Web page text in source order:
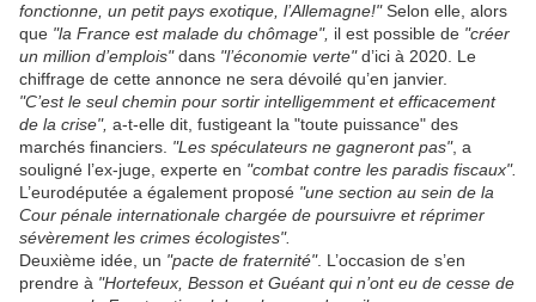
fonctionne, un petit pays exotique, l’Allemagne!"Selon elle, alors
que "la France est malade du chômage", il est possible de "créer
un million d’emplois"dans "l’économie verte"d’ici à 2020. Le
chiffrage de cette annonce ne sera dévoilé qu’en janvier.
"C’est le seul chemin pour sortir intelligemment et efficacement
de la crise", a-t-elle dit, fustigeant la "toute puissance" des
marchés financiers. "Les spéculateurs ne gagneront pas", a
souligné l’ex-juge, experte en "combat contre les paradis fiscaux".
L’eurodéputée a également proposé "une section au sein de la
Cour pénale internationale chargée de poursuivre et réprimer
sévèrement les crimes écologistes".
Deuxième idée, un "pacte de fraternité". L’occasion de s’en
prendre à "Hortefeux, Besson et Guéant qui n’ont eu de cesse de